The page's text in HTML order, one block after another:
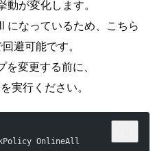
が変化します。
になっているため、こちら
避可能です。
変更する前に、
実行ください。
OnlineAll